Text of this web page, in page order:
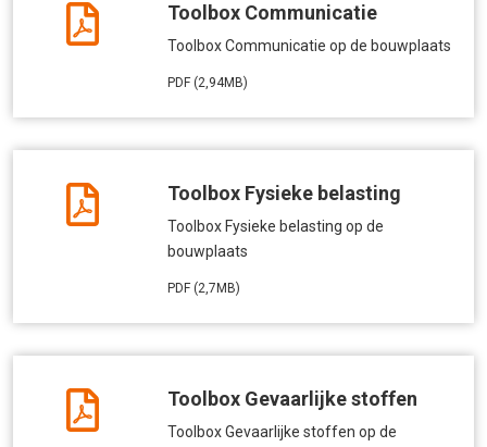
Toolbox Communicatie
Toolbox Communicatie op de bouwplaats
PDF (2,94MB)
Toolbox Fysieke belasting
Toolbox Fysieke belasting op de
bouwplaats
PDF (2,7MB)
Toolbox Gevaarlijke stoffen
Toolbox Gevaarlijke stoffen op de